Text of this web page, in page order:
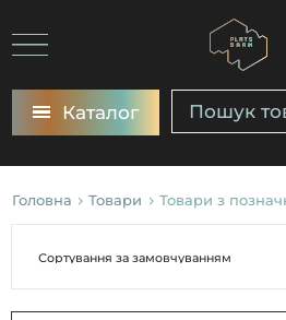
Каталог
Головна Товари Товари з